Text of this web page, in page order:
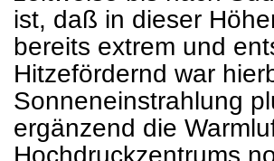
ist, daß in dieser
bereits extrem und
Hitzefördernd war
Sonneneinstrahlung
ergänzend die
Hochdruckzentrums